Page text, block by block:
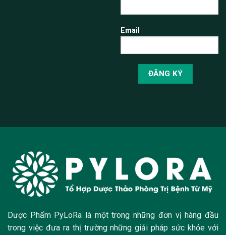
Email
Dược Phẩm PyLoRa là một trong những đơn vị hàng đầu
trong việc đưa ra thị trường những giải pháp sức khỏe với